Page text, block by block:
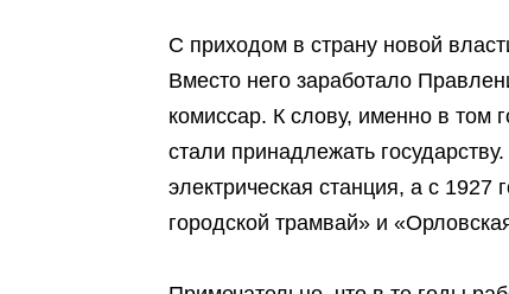
С приходом в страну новой
Вместо него заработало
комиссар. К слову, именно в том
стали принадлежать
электрическая станция, а с
городской трамвай» и